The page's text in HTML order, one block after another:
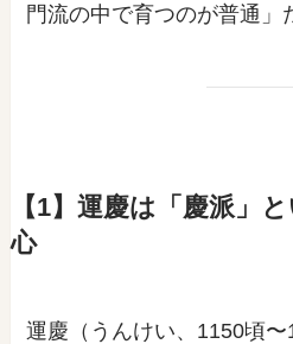
門流の中で育つのが普通」
【1】運慶は「慶派」
心
運慶（うんけい、1150頃